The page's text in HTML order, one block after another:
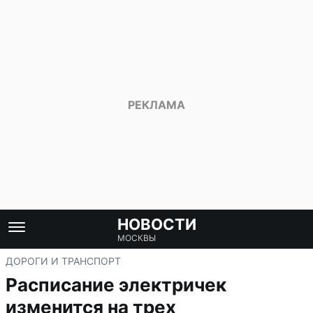
НОВОСТИ
МОСКВЫ
ДОРОГИ И ТРАНСПОРТ
Расписание электричек
изменится на трех